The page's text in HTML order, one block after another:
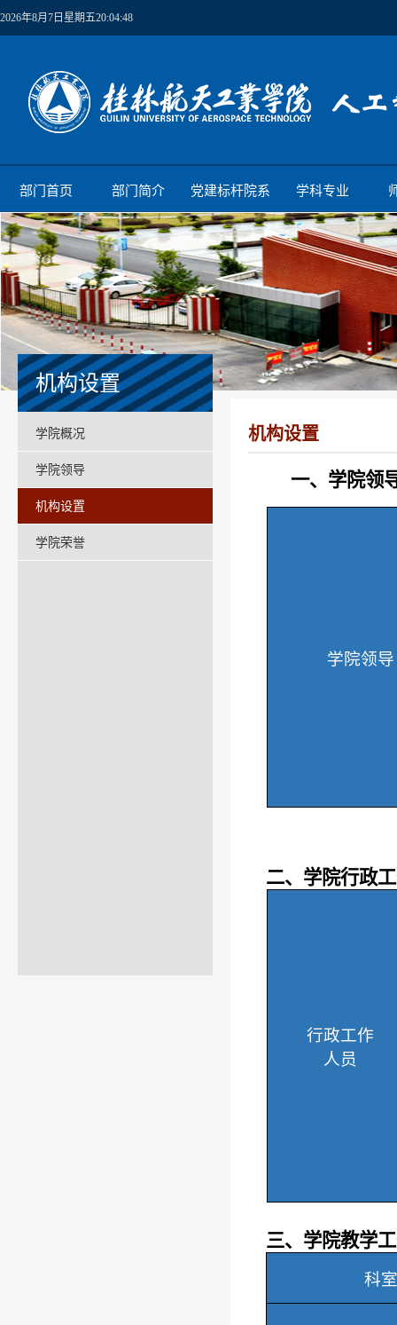
2026年8月7日星期五20:04:48
部门首页 部门简介 党建标杆院系 学科专业
机构设置
学院概况
学院领导
机构设置
学院荣誉
机构设置
一、学院领
学院领导
二、学院行政
行政工作
人员
三、学院教学
科室